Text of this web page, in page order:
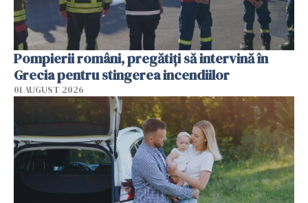
Pompierii români, pregătiţi să intervină în
Grecia pentru stingerea incendiilor
01 AUGUST 2026